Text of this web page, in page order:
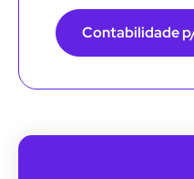
Contabilidade